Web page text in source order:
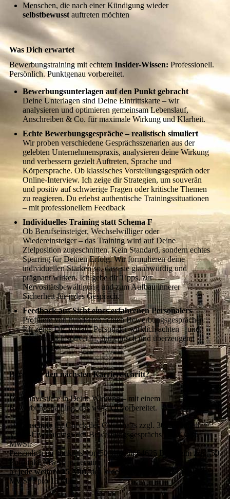
Menschen, die nach einer Kündigung wieder
selbstbewusstauftreten möchten
Was Dich erwartet
Bewerbungstraining mit echtem Insider-Wissen: Professionell.
Persönlich. Punktgenau vorbereitet.
Bewerbungsunterlagen auf den Punkt gebracht
Deine Unterlagen sind Deine Eintrittskarte – wir
analysieren und optimieren gemeinsam Lebenslauf,
Anschreiben & Co. für maximale Wirkung und Klarheit.
Echte Bewerbungsgespräche – realistisch simuliert
Wir proben verschiedene Gesprächsszenarien aus der
gelebten Unternehmenspraxis, analysieren deine Wirkung
und verbessern gezielt Auftreten, Sprache und
Körpersprache. Ob klassisches Vorstellungsgespräch oder
Online-Interview. Ich zeige dir Strategien, um souverän
und positiv auf schwierige Fragen oder kritische Themen
zu reagieren. Du erlebst authentische Trainingssituationen
– mit professionellem Feedback
Individuelles Training statt Schema F
Ob Berufseinsteiger, Wechselwilliger oder
Wiedereinsteiger – das Training wird auf Deine
Zielposition zugeschnitten. Kein Standard, sondern echtes
Sparring für Deinen Erfolg. Wir formulieren deine
individuellen Stärken so, dass sie glaubwürdig und
prägnant wirken. Ich gebe dir Tipps, zur
Nervositätsbewältigung und zum Aufbau innerer
Sicherheit für jedes Gespräch.
Feedback aus Sicht eines erfahrenen Personalers
Profitiere von hunderten echten Bewerbungsgesprächen:
Ich zeige Dir, worauf Personaler wirklich achten – und
wie Du Dich souverän, authentisch und überzeugend
präsentierst.
Bereit für den nächsten Karriereschritt?
Dann investiere in Deine Wirkung – mit einem
Bewerbungstraining, das wirklich vorbereitet.
a)
Pauschalefür Check des CV-Inhalts zzgl. 30 minütigen
Video-Livetrainings des Bewerbungsgesprächs 117 € inkl.
MwSt.
Persönlich im Umkreis von 50 km von 64625 Bensheim zzgl. 50
Euro inkl. MwSt. je Termin.
b)jede weitere 15 Min.des Video-Livetrainings 15 € inkl.
MwSt. / pro 15 Min.